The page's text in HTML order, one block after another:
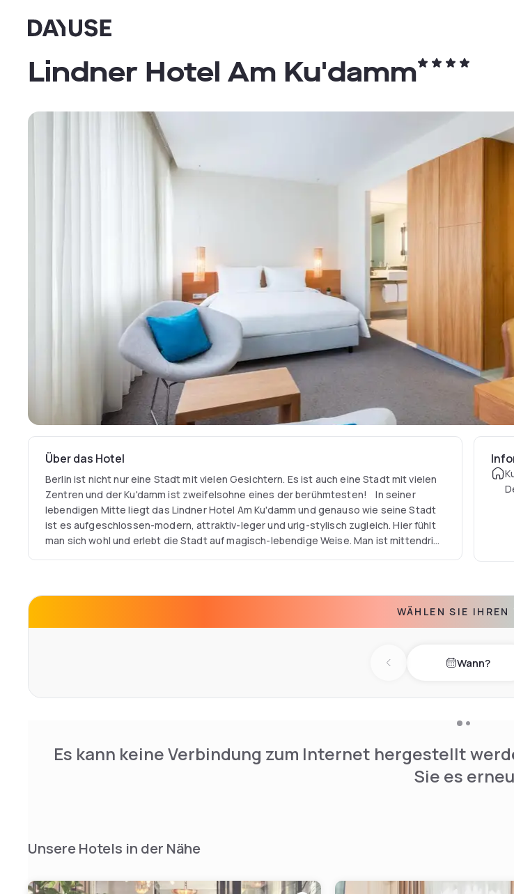
Dayuse
Lindner Hotel Am Ku'damm
Über das Hotel
Berlin ist nicht nur eine Stadt mit vielen Gesichtern. Es ist auch eine Stadt mit vielen
Zentren und der Ku'damm ist zweifelsohne eines der berühmtesten! In seiner
lebendigen Mitte liegt das Lindner Hotel Am Ku'damm und genauso wie seine Stadt
ist es aufgeschlossen-modern, attraktiv-leger und urig-stylisch zugleich. Hier fühlt
man sich wohl und erlebt die Stadt auf magisch-lebendige Weise. Man ist mittendrin!
WÄHLEN SIE IHREN
Previous day Wann?
Es kann keine Verbindung zum Internet hergestellt
Sie es
Unsere Hotels in der Nähe